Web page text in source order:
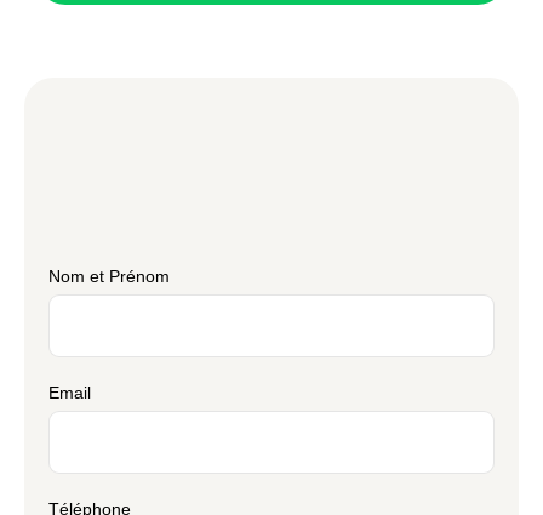
Nom et Prénom
Email
Téléphone